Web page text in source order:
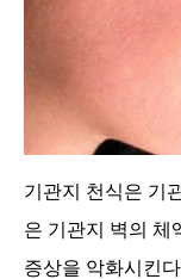
기관지 천식은 기
은 기관지 벽의 체
증상을 악화시킨